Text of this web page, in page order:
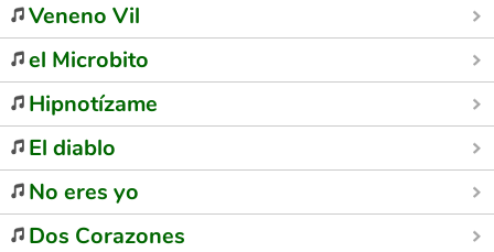
Veneno Vil
el Microbito
Hipnotízame
El diablo
No eres yo
Dos Corazones